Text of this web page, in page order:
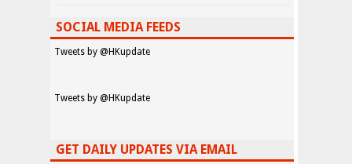
SOCIAL MEDIA FEEDS
Tweets by @HKupdate
Tweets by @HKupdate
GET DAILY UPDATES VIA EMAIL